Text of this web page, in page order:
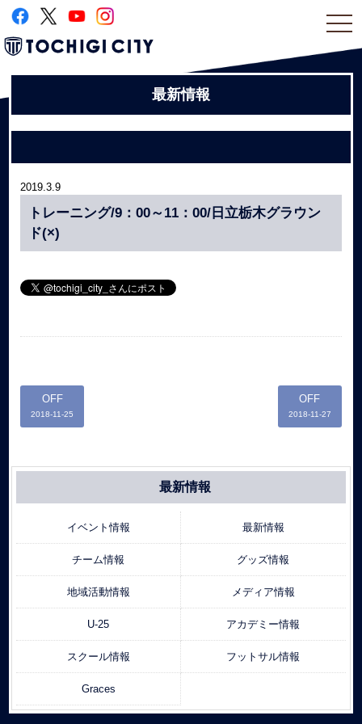
最新情報
2019.3.9
トレーニング/9：00～11：00/日立栃木グラウン
ド(×)
OFF
2018-11-25
OFF
2018-11-27
最新情報
イベント情報 最新情報
チーム情報 グッズ情報
地域活動情報 メディア情報
U-25 アカデミー情報
スクール情報 フットサル情報
Graces